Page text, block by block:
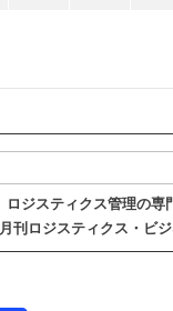
ロジスティクス管理の専
月刊ロジスティクス・ビ